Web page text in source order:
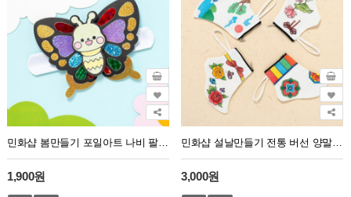
민화샵 봄만들기 포일아트 나비 팔찌 만들기
1,900원
민화샵 설날만들기 전통 버선 양말 4종
3,000원